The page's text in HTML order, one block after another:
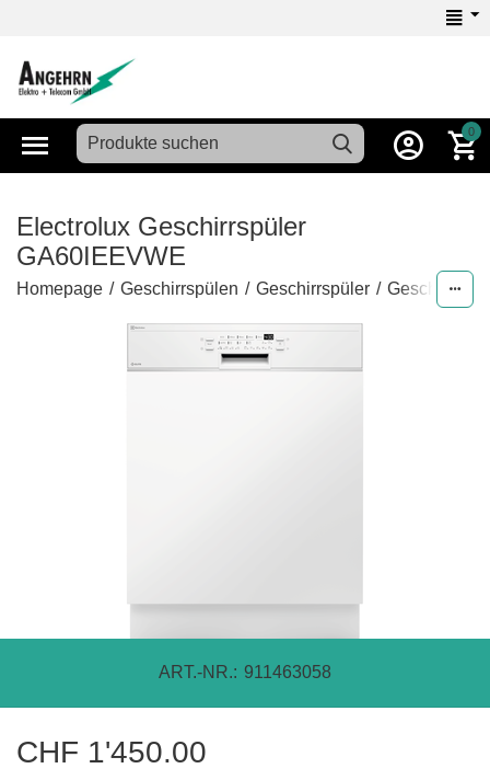
0
Electrolux Geschirrspüler
GA60IEEVWE
Homepage / Geschirrspülen / Geschirrspüler /
ART.-NR.: 911463058
CHF 1'450.00